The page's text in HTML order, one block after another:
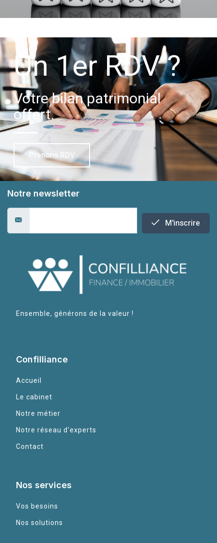
Un 1er RDV ?
Votre bilan patrimonial
offert.
Prenons RDV
Notre newsletter
M'inscrire
Ensemble, générons de la valeur !
Confilliance
Accueil
Le cabinet
Notre métier
Notre réseau d'experts
Contact
Nos services
Vos besoins
Nos solutions